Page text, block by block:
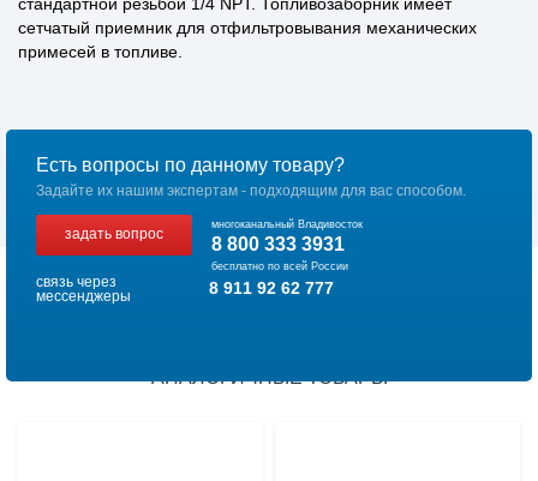
сетчатый приемник для отфильтровывания механических
примесей в топливе.
Есть вопросы по данному товару?
Задайте их нашим экспертам - подходящим для вас способом.
задать вопрос
многоканальный Владивосток
8 800 333 3931
бесплатно по всей России
связь через
мессенджеры
8 911 92 62 777
АНАЛОГИЧНЫЕ ТОВАРЫ